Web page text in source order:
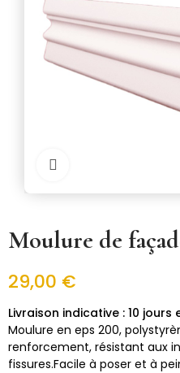
Moulure de
29,00 €
10 jours
Moulure en eps 200,
renforcement, résistant aux
fissures.Facile à poser et à